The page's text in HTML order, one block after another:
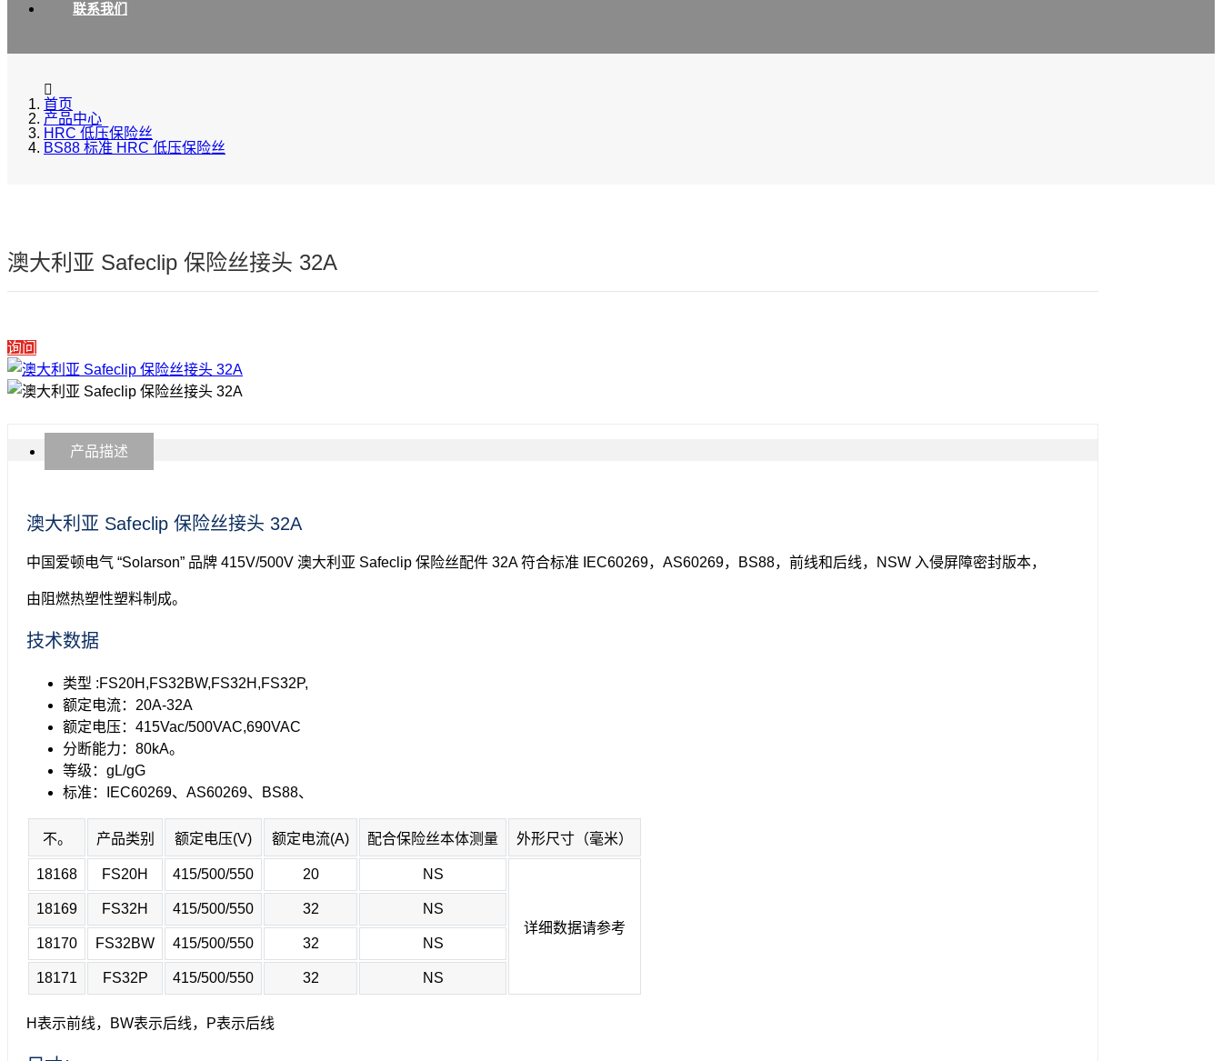
联系我们
首页
产品中心
HRC 低压保险丝
BS88 标准 HRC 低压保险丝
澳大利亚 Safeclip 保险丝接头 32A
询问
产品描述
澳大利亚 Safeclip 保险丝接头 32A
中国爱顿电气 “Solarson” 品牌 415V/500V 澳大利亚 Safeclip 保险丝配件 32A 符合标准 IEC60269，AS60269，BS88，前线和后线，NSW 入侵屏障密封版本，
由阻燃热塑性塑料制成。
技术数据
类型 :FS20H,FS32BW,FS32H,FS32P,
额定电流：20A-32A
额定电压：415Vac/500VAC,690VAC
分断能力：80kA。
等级：gL/gG
标准：IEC60269、AS60269、BS88、
不。 产品类别 额定电压(V) 额定电流(A) 配合保险丝本体测量 外形尺寸（毫米）
18168 FS20H 415/500/550 20 NS
详细数据请参考
18169 FS32H 415/500/550 32 NS
18170 FS32BW 415/500/550 32 NS
18171 FS32P 415/500/550 32 NS
H表示前线，BW表示后线，P表示后线